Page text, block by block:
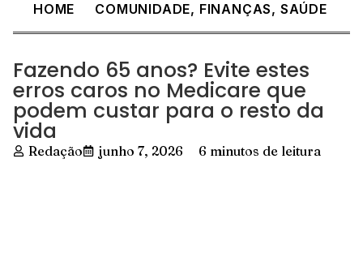
HOME COMUNIDADE, FINANÇAS, SAÚDE
Fazendo 65 anos? Evite estes
erros caros no Medicare que
podem custar para o resto da
vida
Redação junho 7, 2026 6 minutos de leitura